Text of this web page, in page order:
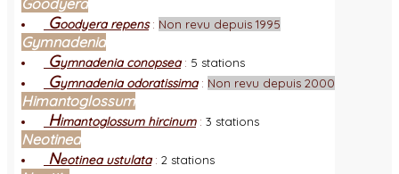
Goodyera
Goodyera repens: Non revu depuis 1995
Gymnadenia
Gymnadenia conopsea: 5 stations
Gymnadenia odoratissima: Non revu depuis 2000
Himantoglossum
Himantoglossum hircinum: 3 stations
Neotinea
Neotinea ustulata: 2 stations